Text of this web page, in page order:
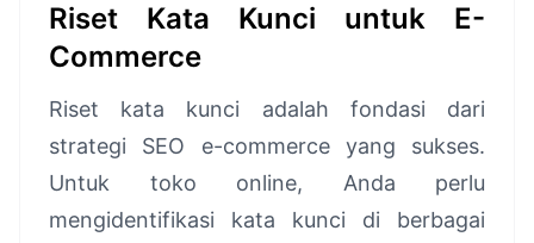
Riset Kata Kunci untuk E-
Commerce
Riset kata kunci adalah fondasi dari
strategi SEO e-commerce yang sukses.
Untuk toko online, Anda perlu
mengidentifikasi kata kunci di berbagai